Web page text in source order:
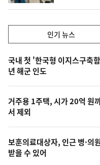
기,
최
신,
오
늘
의
영
상
인기 뉴스
기
뉴
스
국내 첫 '한국형 이지스구
년 해군 인도
거주용 1주택, 시가 20억 원
서 제외
보훈의료대상자, 인근 병·의
받을 수 있어